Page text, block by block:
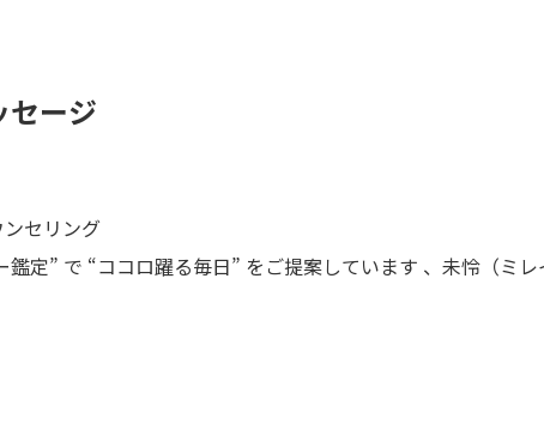
セージ
セリング
鑑定” で “ココロ躍る毎日” をご提案しています 、未怜（ミレ